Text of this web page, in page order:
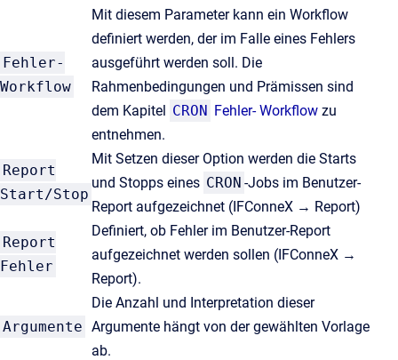
Fehler-
Workflow
Mit diesem Parameter kann ein Workflow
definiert werden, der im Falle eines Fehlers
ausgeführt werden soll. Die
Rahmenbedingungen und Prämissen sind
dem Kapitel CRON Fehler- Workflow zu
entnehmen.
Report
Start/Stop
Mit Setzen dieser Option werden die Starts
und Stopps eines CRON -Jobs im Benutzer-
Report aufgezeichnet (IFConneX → Report)
Report
Fehler
Definiert, ob Fehler im Benutzer-Report
aufgezeichnet werden sollen (IFConneX →
Report).
Argumente
Die Anzahl und Interpretation dieser
Argumente hängt von der gewählten Vorlage
ab.